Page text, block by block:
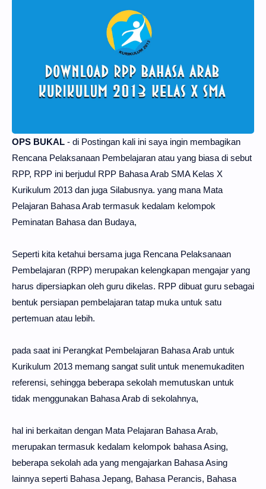
OPS BUKAL - di Postingan kali ini saya ingin membagikan
Rencana Pelaksanaan Pembelajaran atau yang biasa di sebut
RPP, RPP ini berjudul RPP Bahasa Arab SMA Kelas X
Kurikulum 2013 dan juga Silabusnya. yang mana Mata
Pelajaran Bahasa Arab termasuk kedalam kelompok
Peminatan Bahasa dan Budaya,
Seperti kita ketahui bersama juga Rencana Pelaksanaan
Pembelajaran (RPP) merupakan kelengkapan mengajar yang
harus dipersiapkan oleh guru dikelas. RPP dibuat guru sebagai
bentuk persiapan pembelajaran tatap muka untuk satu
pertemuan atau lebih.
pada saat ini Perangkat Pembelajaran Bahasa Arab untuk
Kurikulum 2013 memang sangat sulit untuk menemukaditen
referensi, sehingga beberapa sekolah memutuskan untuk
tidak menggunakan Bahasa Arab di sekolahnya,
hal ini berkaitan dengan Mata Pelajaran Bahasa Arab,
merupakan termasuk kedalam kelompok bahasa Asing,
beberapa sekolah ada yang mengajarkan Bahasa Asing
lainnya seperti Bahasa Jepang, Bahasa Perancis, Bahasa